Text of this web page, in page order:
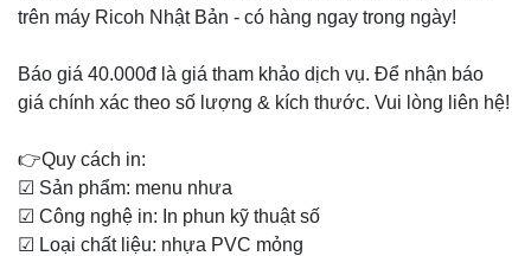
trên máy Ricoh Nhật Bản - có hàng ngay trong ngày!
Báo giá 40.000đ là giá tham khảo dịch vụ. Để nhận báo
giá chính xác theo số lượng & kích thước. Vui lòng liên hệ!
👉Quy cách in:
☑ Sản phẩm: menu nhưa
☑ Công nghệ in: In phun kỹ thuật số
☑ Loại chất liệu: nhựa PVC mỏng